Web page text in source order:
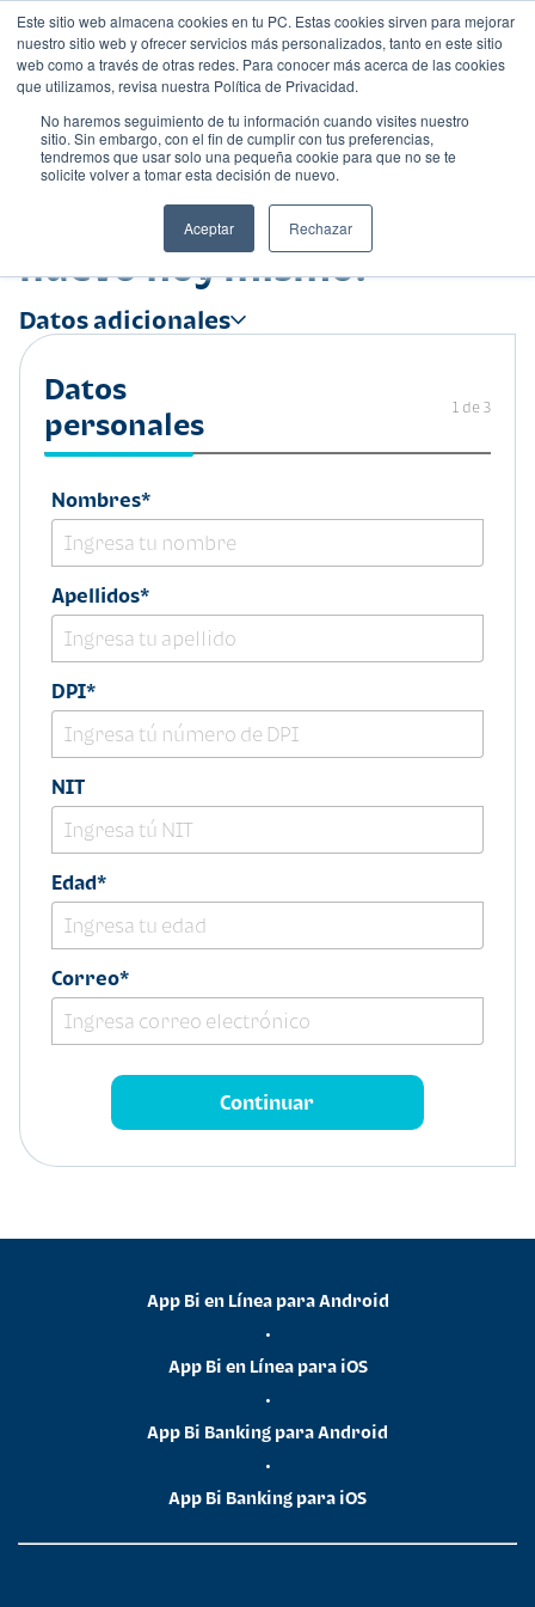
Este sitio web almacena cookies en tu PC. Estas cookies sirven para mejorar
nuestro sitio web y ofrecer servicios más personalizados, tanto en este sitio
web como a través de otras redes. Para conocer más acerca de las cookies
que utilizamos, revisa nuestra Política de Privacidad.
No haremos seguimiento de tu información cuando visites nuestro
sitio. Sin embargo, con el fin de cumplir con tus preferencias,
tendremos que usar solo una pequeña cookie para que no se te
solicite volver a tomar esta decisión de nuevo.
Aceptar Rechazar
¡Disfruta de tu auto
nuevo hoy mismo!
Datos adicionales
Tasa de interés preferencial y competitiva.
Seguridad y confianza en tus gestiones.
año comprobable
Estados de cuenta recientes
Datos
personales
1 de 3
Nombres*
Apellidos*
DPI*
NIT
Edad*
Correo*
App Bi en Línea para Android
•
App Bi en Línea para iOS
•
App Bi Banking para Android
•
App Bi Banking para iOS